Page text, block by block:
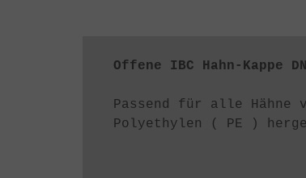
Offene IBC Hahn-Kappe
Passend für alle Hähne
Polyethylen ( PE )